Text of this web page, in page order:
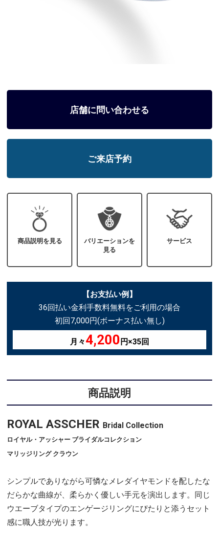
店舗に問い合わせる
ご来店予約
商品説明を見る
バリエーションを
見る
サービス
【お支払い例】
36回払い金利手数料無料をご利用の場合
初回7,000円(ボーナス払い無し)
月々4,200 円×35回
商品説明
ROYAL ASSCHER Bridal Collection
ロイヤル・アッシャー ブライダルコレクション
マリッジリング クラウン
シンプルでありながら可憐なメレダイヤモンドを配したな
だらかな曲線が、柔らかく優しい手元を演出します。同じ
ウエーブタイプのエンゲージリングにぴたりと添うセット
感に職人技が光ります。